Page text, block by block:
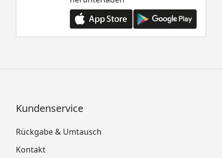
Kundenservice
Rückgabe & Umtausch
Kontakt